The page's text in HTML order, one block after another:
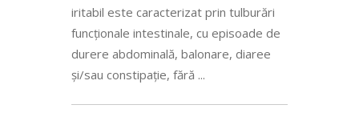
iritabil este caracterizat prin tulburări
funcționale intestinale, cu episoade de
durere abdominală, balonare, diaree
și/sau constipație, fără